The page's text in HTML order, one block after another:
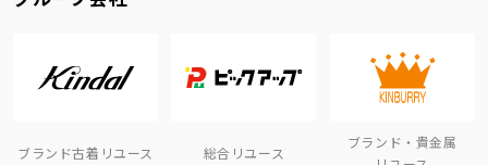
ブランド古着リユース 総合リユース
ブランド・貴金属